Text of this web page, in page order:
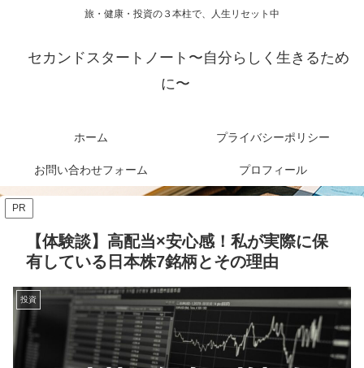
旅・健康・投資の３本柱で、人生リセット中
セカンドスタートノート〜自分らしく生きるため
に〜
ホーム プライバシーポリシー
お問い合わせフォーム プロフィール
PR
【体験談】高配当×安心感！私が実際に保
有している日本株7銘柄とその理由
投資